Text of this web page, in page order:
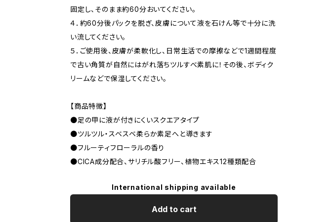
固定し、そのまま約60分おいてください。
４．約60分後パックを脱ぎ、皮膚について液を石けん等で十分に洗
い流してください。
５．ご使用後、皮膚が柔軟化し、日常生活での摩擦などで1週間程度
で古い角質が自然にはがれ落ちツルすべ素肌に！その後、ボディク
リームなどで保湿してください。
【商品特徴】
●足の甲に液が付きにくいスクエアタイプ
●ツルツル・スベスベ柔らか素足へと導きます
●フルーティフローラルの香り
●CICA成分配合、サリチル酸フリー、植物エキス12種類配合
International shipping available
Add to cart